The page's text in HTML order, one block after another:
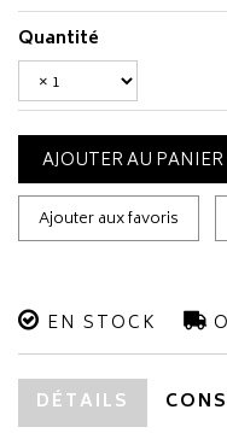
Quantité
AJOUTER AU PANIER
Ajouter aux favoris
EN STOCK
DÉTAILS